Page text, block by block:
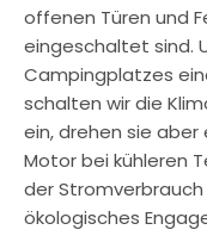
offenen Türen und
eingeschaltet sind.
Campingplatzes
schalten wir die
ein, drehen sie
Motor bei kühleren
der
ökologisches